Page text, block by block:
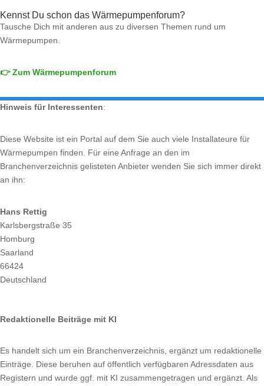
Kennst Du schon das Wärmepumpenforum?
Tausche Dich mit anderen aus zu diversen Themen rund um
Wärmepumpen.
👉 Zum Wärmepumpenforum
Hinweis für Interessenten:
Diese Website ist ein Portal auf dem Sie auch viele Installateure für
Wärmepumpen finden. Für eine Anfrage an den im
Branchenverzeichnis gelisteten Anbieter wenden Sie sich immer direkt
an ihn:
Hans Rettig
Karlsbergstraße 35
Homburg
Saarland
66424
Deutschland
Redaktionelle Beiträge mit KI
Es handelt sich um ein Branchenverzeichnis, ergänzt um redaktionelle
Einträge. Diese beruhen auf öffentlich verfügbaren Adressdaten aus
Registern und wurde ggf. mit KI zusammengetragen und ergänzt. Als